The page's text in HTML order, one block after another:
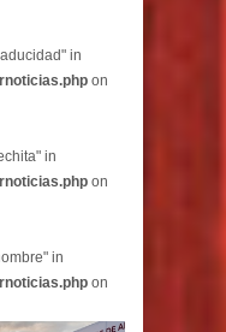
in
on
in
on
in
on